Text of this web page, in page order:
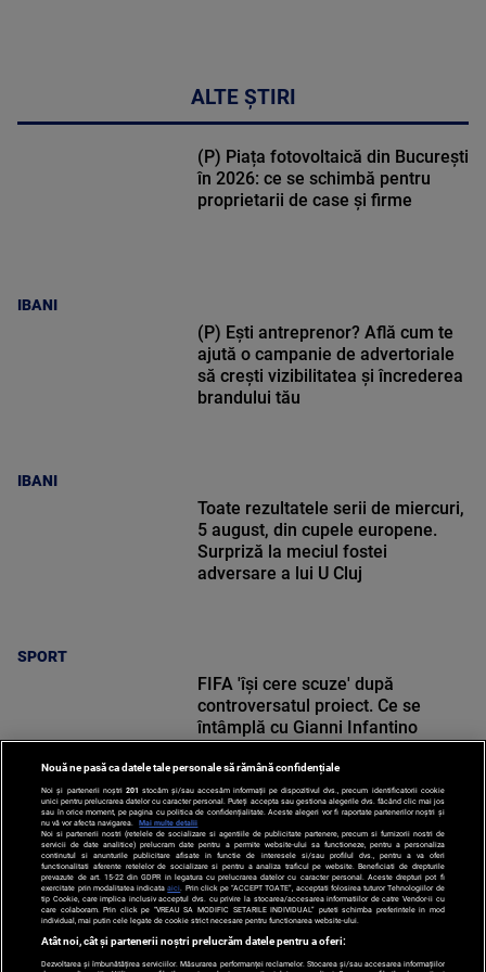
ALTE ȘTIRI
IBANI
(P) Piața fotovoltaică din București
în 2026: ce se schimbă pentru
proprietarii de case și firme
IBANI
(P) Ești antreprenor? Află cum te
ajută o campanie de advertoriale
să crești vizibilitatea și încrederea
brandului tău
SPORT
Toate rezultatele serii de miercuri,
5 august, din cupele europene.
Surpriză la meciul fostei
adversare a lui U Cluj
SPORT
FIFA 'își cere scuze' după
controversatul proiect. Ce se
întâmplă cu Gianni Infantino
Nouă ne pasă ca datele tale personale să rămână confidențiale
Noi și partenerii noștri 201 stocăm și/sau accesăm informații pe dispozitivul dvs., precum identificatorii cookie
unici pentru prelucrarea datelor cu caracter personal. Puteți accepta sau gestiona alegerile dvs. făcând clic mai jos
sau în orice moment, pe pagina cu politica de confidențialitate. Aceste alegeri vor fi raportate partenerilor noștri și
nu vă vor afecta navigarea.
Mai multe detalii
Noi si partenerii nostri (retelele de socializare si agentiile de publicitate partenere, precum si furnizorii nostri de
servicii de date analitice) prelucram date pentru a permite website-ului sa functioneze, pentru a personaliza
continutul si anunturile publicitare afisate in functie de interesele si/sau profilul dvs., pentru a va oferi
functionalitati aferente retelelor de socializare si pentru a analiza traficul pe website. Beneficiati de drepturile
prevazute de art. 15-22 din GDPR in legatura cu prelucrarea datelor cu caracter personal. Aceste drepturi pot fi
exercitate prin modalitatea indicataaici . Prin click pe “ACCEPT TOATE”, acceptati folosirea tuturor Tehnologiilor de
tip Cookie, care implica inclusiv acceptul dvs. cu privire la stocarea/accesarea informatiilor de catre Vendor-ii cu
care colaboram. Prin click pe “VREAU SA MODIFIC SETARILE INDIVIDUAL” puteti schimba preferintele in mod
individual, mai putin cele legate de cookie strict necesare pentru functionarea website-ului.
Atât noi, cât și partenerii noștri prelucrăm datele pentru a oferi:
Dezvoltarea și îmbunătățirea serviciilor. Măsurarea performanței reclamelor. Stocarea și/sau accesarea informațiilor